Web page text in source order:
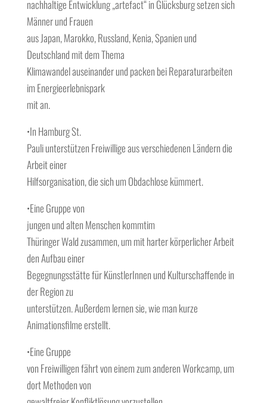
nachhaltige Entwicklung „artefact“ in Glücksburg setzen sich
Männer und Frauen
aus Japan, Marokko, Russland, Kenia, Spanien und
Deutschland mit dem Thema
Klimawandel auseinander und packen bei Reparaturarbeiten
im Energieerlebnispark
mit an.
•In Hamburg St.
Pauli unterstützen Freiwillige aus verschiedenen Ländern die
Arbeit einer
Hilfsorganisation, die sich um Obdachlose kümmert.
•Eine Gruppe von
jungen und alten Menschen kommtim
Thüringer Wald zusammen, um mit harter körperlicher Arbeit
den Aufbau einer
Begegnungsstätte für KünstlerInnen und Kulturschaffende in
der Region zu
unterstützen. Außerdem lernen sie, wie man kurze
Animationsfilme erstellt.
•Eine Gruppe
von Freiwilligen fährt von einem zum anderen Workcamp, um
dort Methoden von